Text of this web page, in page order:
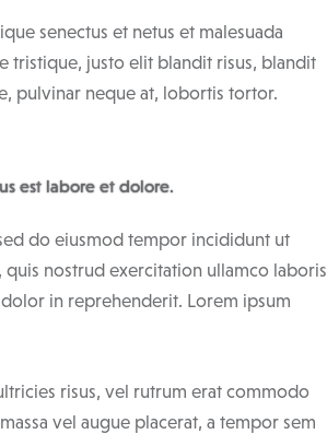
senectus et netus et malesuada
tristique, justo elit blandit risus, blandit
pulvinar neque at, lobortis tortor.
est labore et dolore.
do eiusmod tempor incididunt ut
nostrud exercitation ullamco laboris
in reprehenderit. Lorem ipsum
risus, vel rutrum erat commodo
vel augue placerat, a tempor sem